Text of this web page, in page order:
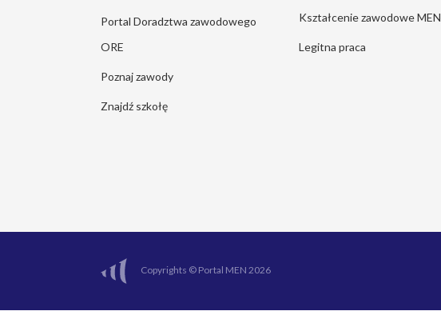
Portal Doradztwa zawodowego
ORE
Poznaj zawody
Znajdź szkołę
Kształcenie zawodowe MEN
Legitna praca
Copyrights © Portal MEN 2026